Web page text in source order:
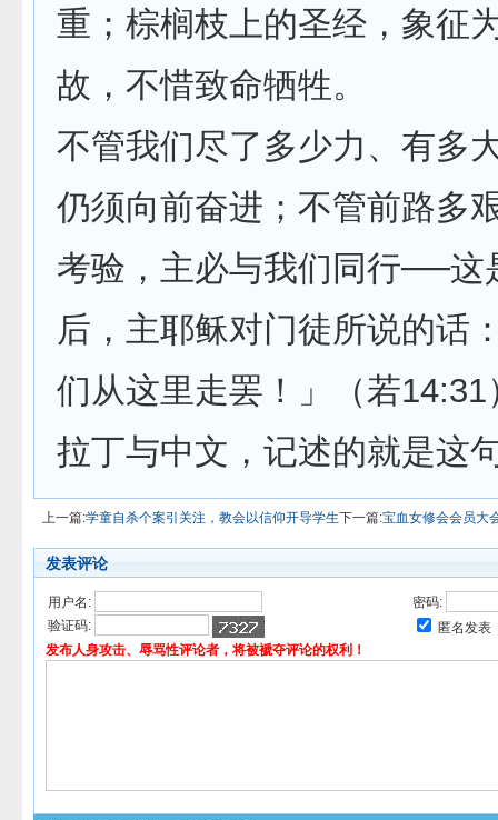
重；棕榈枝上的圣经，象征
故，不惜致命牺牲。
不管我们尽了多少力、有多
仍须向前奋进；不管前路多
考验，主必与我们同行──这
后，主耶稣对门徒所说的话
们从这里走罢！」（若14:31
拉丁与中文，记述的就是这
上一篇:学童自杀个案引关注，教会以信仰开导学生下一篇:宝血女修会会员大
发表评论
用户名:
密码:
验证码:
匿名发表
发布人身攻击、辱骂性评论者，将被褫夺评论的权利！